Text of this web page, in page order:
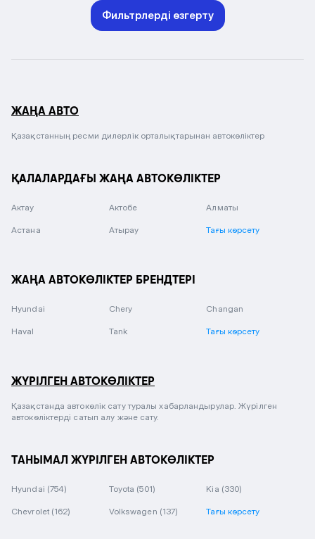
Фильтрлерді өзгерту
ЖАҢА АВТО
Қазақстанның ресми дилерлік орталықтарынан автокөліктер
ҚАЛАЛАРДАҒЫ ЖАҢА АВТОКӨЛІКТЕР
Актау Актобе Алматы
Астана Атырау Тағы көрсету
ЖАҢА АВТОКӨЛІКТЕР БРЕНДТЕРІ
Hyundai Chery Changan
Haval Tank Тағы көрсету
ЖҮРІЛГЕН АВТОКӨЛІКТЕР
Қазақстанда автокөлік сату туралы хабарландырулар. Жүрілген
автокөліктерді сатып алу және сату.
ТАНЫМАЛ ЖҮРІЛГЕН АВТОКӨЛІКТЕР
Hyundai (754) Toyota (501) Kia (330)
Chevrolet (162) Volkswagen (137) Тағы көрсету